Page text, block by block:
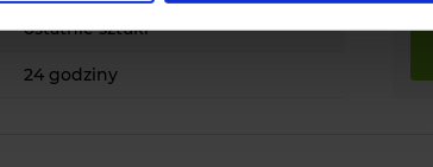
ostatnie sztuki
24 godziny